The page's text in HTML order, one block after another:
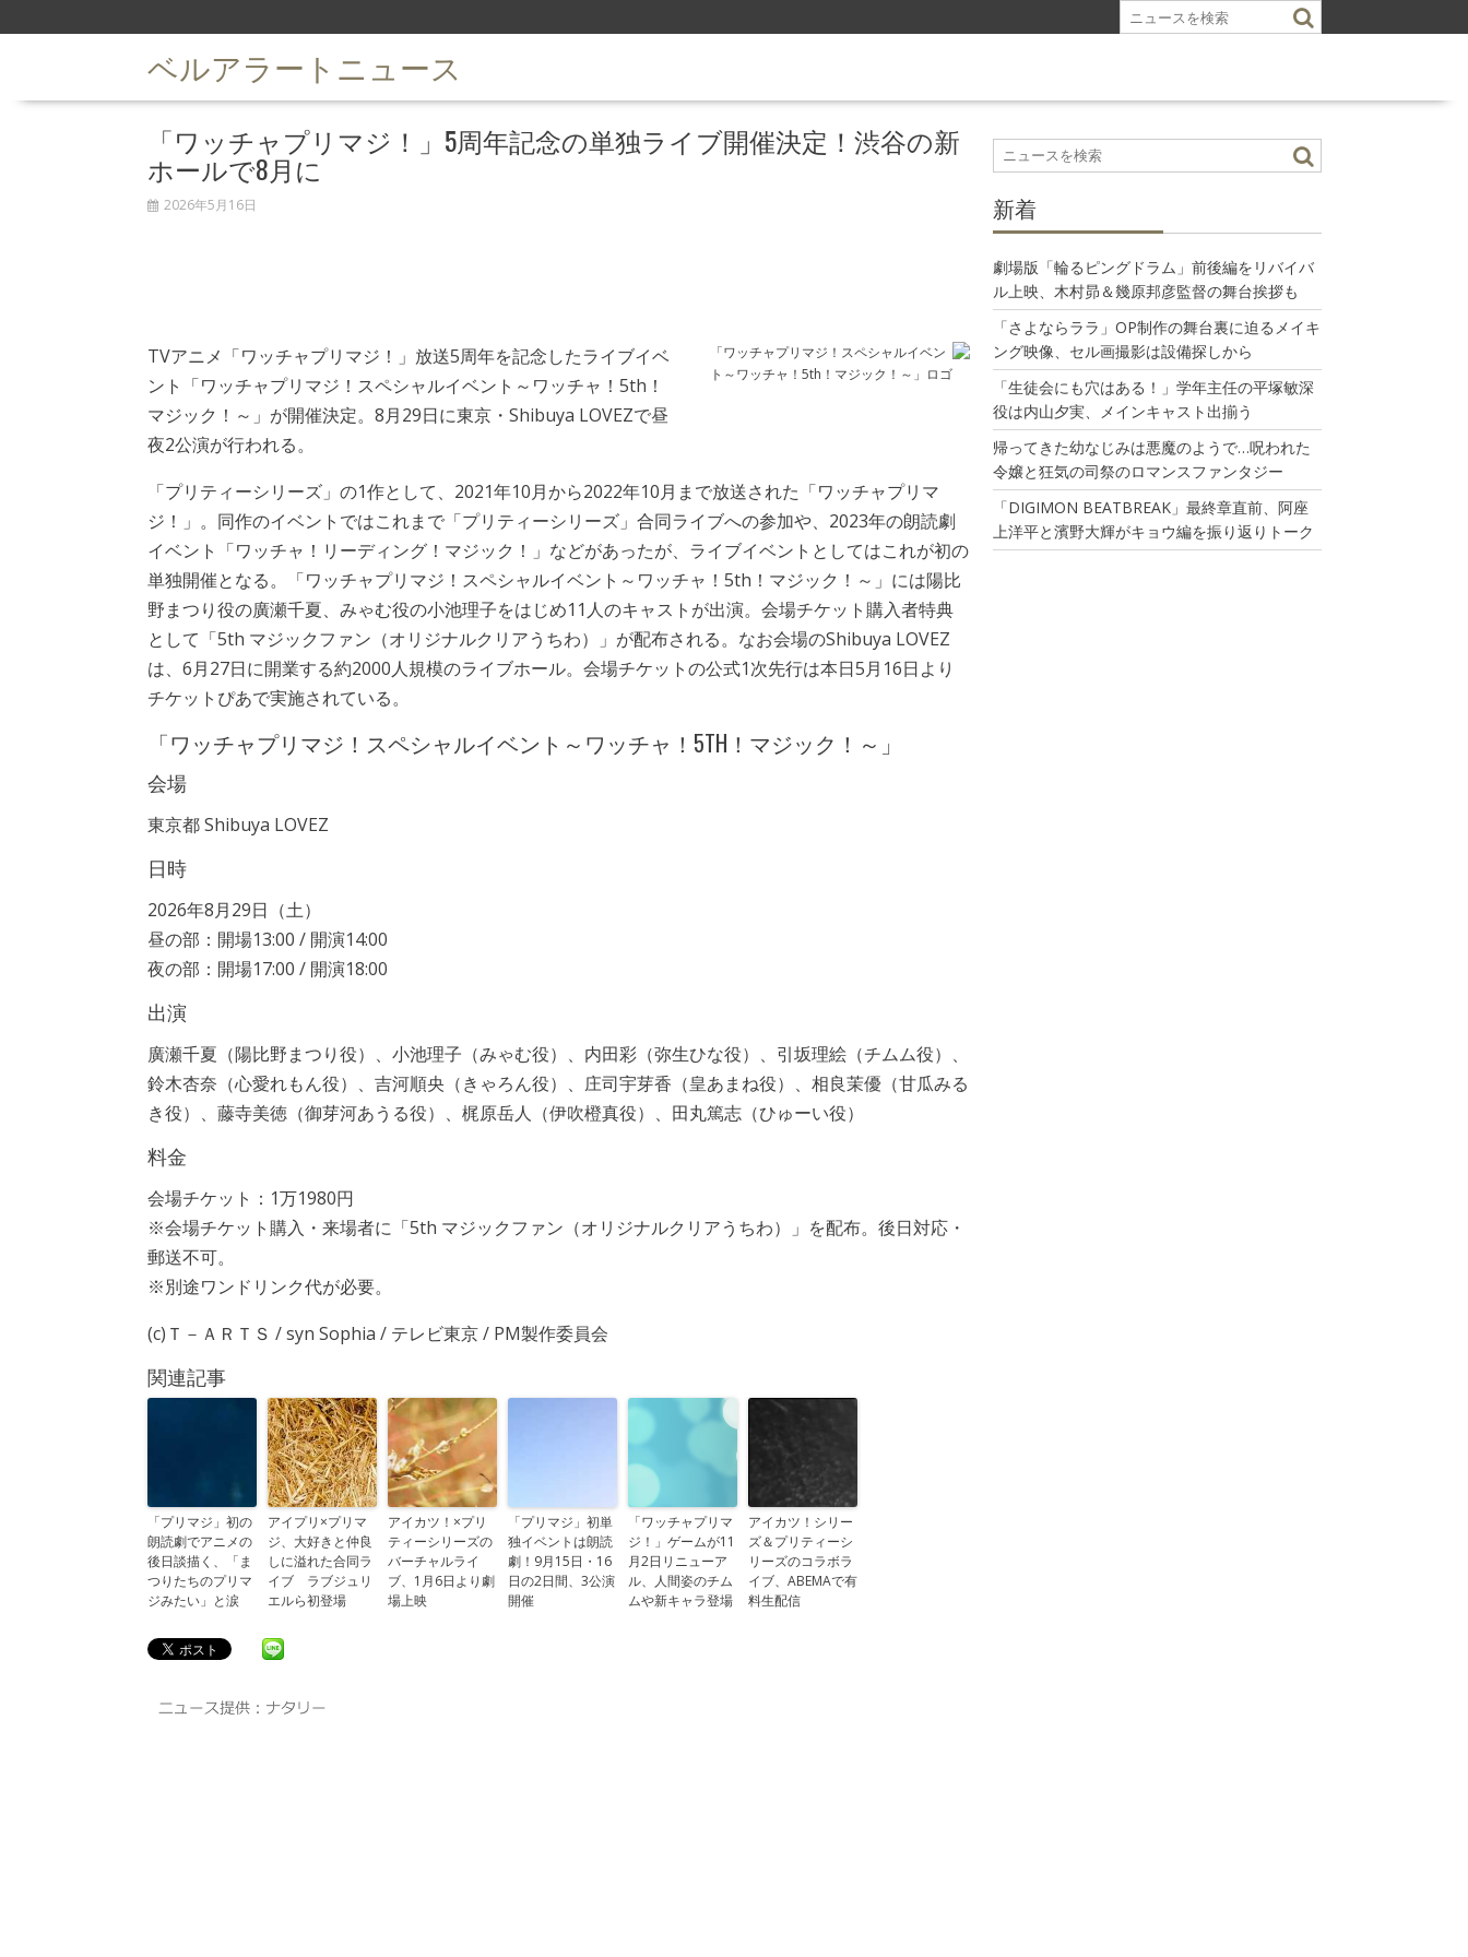
k
ベルアラートニュース
「ワッチャプリマジ！」5周年記念の単独ライブ開催決定！渋谷の新
ホールで8月に
2026年5月16日
「ワッチャプリマジ！スペシャルイベン
ト～ワッチャ！5th！マジック！～」ロゴ
TVアニメ「ワッチャプリマジ！」放送5周年を記念したライブイベ
ント「ワッチャプリマジ！スペシャルイベント～ワッチャ！5th！
マジック！～」が開催決定。8月29日に東京・Shibuya LOVEZで昼
夜2公演が行われる。
「プリティーシリーズ」の1作として、2021年10月から2022年10月まで放送された「ワッチャプリマ
ジ！」。同作のイベントではこれまで「プリティーシリーズ」合同ライブへの参加や、2023年の朗読劇
イベント「ワッチャ！リーディング！マジック！」などがあったが、ライブイベントとしてはこれが初の
単独開催となる。「ワッチャプリマジ！スペシャルイベント～ワッチャ！5th！マジック！～」には陽比
野まつり役の廣瀬千夏、みゃむ役の小池理子をはじめ11人のキャストが出演。会場チケット購入者特典
として「5th マジックファン（オリジナルクリアうちわ）」が配布される。なお会場のShibuya LOVEZ
は、6月27日に開業する約2000人規模のライブホール。会場チケットの公式1次先行は本日5月16日より
チケットぴあで実施されている。
「ワッチャプリマジ！スペシャルイベント～ワッチャ！5TH！マジック！～」
会場
東京都 Shibuya LOVEZ
日時
2026年8月29日（土）
昼の部：開場13:00 / 開演14:00
夜の部：開場17:00 / 開演18:00
出演
廣瀬千夏（陽比野まつり役）、小池理子（みゃむ役）、内田彩（弥生ひな役）、引坂理絵（チムム役）、
鈴木杏奈（心愛れもん役）、吉河順央（きゃろん役）、庄司宇芽香（皇あまね役）、相良茉優（甘瓜みる
き役）、藤寺美徳（御芽河あうる役）、梶原岳人（伊吹橙真役）、田丸篤志（ひゅーい役）
料金
会場チケット：1万1980円
※会場チケット購入・来場者に「5th マジックファン（オリジナルクリアうちわ）」を配布。後日対応・
郵送不可。
※別途ワンドリンク代が必要。
(c)Ｔ－ＡＲＴＳ / syn Sophia / テレビ東京 / PM製作委員会
関連記事
「プリマジ」初の
朗読劇でアニメの
後日談描く、「ま
つりたちのプリマ
ジみたい」と涙
アイプリ×プリマ
ジ、大好きと仲良
しに溢れた合同ラ
イブ ラブジュリ
エルら初登場
アイカツ！×プリ
ティーシリーズの
バーチャルライ
ブ、1月6日より劇
場上映
「プリマジ」初単
独イベントは朗読
劇！9月15日・16
日の2日間、3公演
開催
「ワッチャプリマ
ジ！」ゲームが11
月2日リニューア
ル、人間姿のチム
ムや新キャラ登場
アイカツ！シリー
ズ＆プリティーシ
リーズのコラボラ
イブ、ABEMAで有
料生配信
新着
劇場版「輪るピングドラム」前後編をリバイバ
ル上映、木村昴＆幾原邦彦監督の舞台挨拶も
「さよならララ」OP制作の舞台裏に迫るメイキ
ング映像、セル画撮影は設備探しから
「生徒会にも穴はある！」学年主任の平塚敏深
役は内山夕実、メインキャスト出揃う
帰ってきた幼なじみは悪魔のようで…呪われた
令嬢と狂気の司祭のロマンスファンタジー
「DIGIMON BEATBREAK」最終章直前、阿座
上洋平と濱野大輝がキョウ編を振り返りトーク